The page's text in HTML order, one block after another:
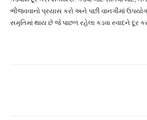
ભીજવવાનો પ્રયાસ કરો અને પછી વાનગીમાં
સમૃતિમાં થાય છે જે પાછળ રહેલા કડવા સ્વાદને દૂર